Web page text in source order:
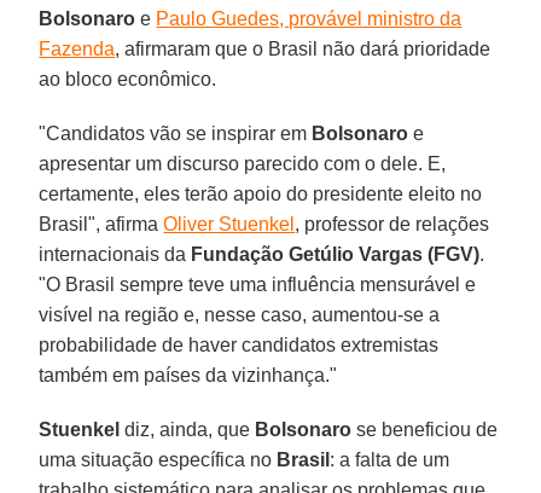
Bolsonaro e Paulo Guedes, provável ministro da
Fazenda, afirmaram que o Brasil não dará prioridade
ao bloco econômico.
"Candidatos vão se inspirar em Bolsonaro e
apresentar um discurso parecido com o dele. E,
certamente, eles terão apoio do presidente eleito no
Brasil", afirmaOliver Stuenkel , professor de relações
internacionais da Fundação Getúlio Vargas (FGV).
"O Brasil sempre teve uma influência mensurável e
visível na região e, nesse caso, aumentou-se a
probabilidade de haver candidatos extremistas
também em países da vizinhança."
Stuenkel diz, ainda, que Bolsonaro se beneficiou de
uma situação específica no Brasil : a falta de um